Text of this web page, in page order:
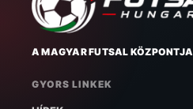
A MAGYAR FUTSAL KÖZPONTJA
GYORS LINKEK